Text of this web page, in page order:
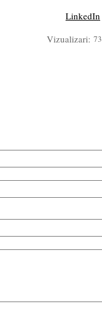
LinkedIn
Vizualizari: